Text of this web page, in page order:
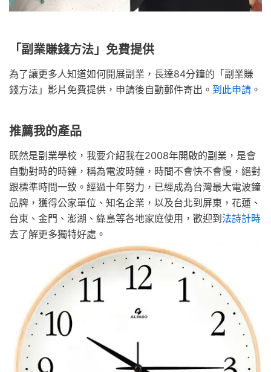
「副業賺錢方法」免費提供
為了讓更多人知道如何開展副業，長達84分鐘的「副業賺
錢方法」影片免費提供，申請後自動郵件寄出。 到此申請 。
推薦我的產品
既然是副業學校，我要介紹我在2008年開啟的副業，是會
自動對時的時鐘，稱為電波時鐘，時間不會快不會慢，絕對
跟標準時間一致。經過十年努力，已經成為台灣最大電波鐘
品牌，獲得公家單位、知名企業，以及台北到屏東，花蓮、
台東、金門、澎湖、綠島等各地家庭使用，歡迎到 法詩計時
去了解更多獨特好處。